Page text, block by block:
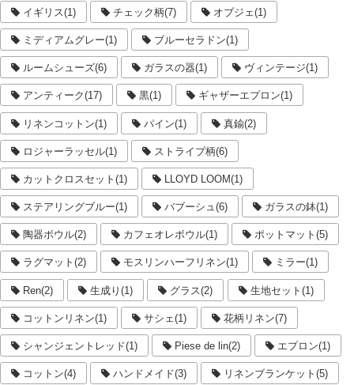
イギリス(1) チェック柄(7) オブジェ(1)
ミディアムグレー(1) ブルーセラドン(1)
ルームシューズ(6) ガラスの器(1) ヴィンテージ(1)
アンティーク(17) 黒(1) ギャザーエプロン(1)
リネンコットン(1) パイン(1) 真鍮(2)
ロジャーラッセル(1) ストライプ柄(6)
カットクロスセット(1) LLOYD LOOM(1)
ステアリングブルー(1) バブーシュ(6) ガラスの鉢(1)
陶器ボウル(2) カフェオレボウル(1) ポットマット(5)
ラグマット(2) モスリンハーフリネン(1) ミラー(1)
Ren(2) 生成り(1) グラス(2) 生地セット(1)
コットンリネン(1) サシェ(1) 花柄リネン(7)
シャンジェントレッド(1) Piese de lin(2) エプロン(1)
コットン(4) ハンドメイド(3) リネンブランケット(5)